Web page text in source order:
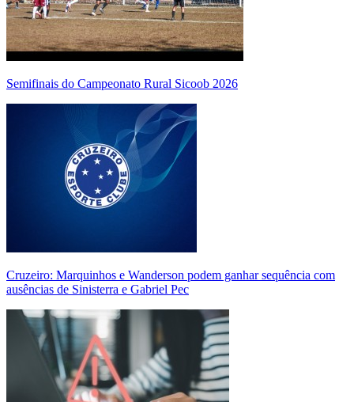
Semifinais do Campeonato Rural Sicoob 2026
Cruzeiro: Marquinhos e Wanderson podem ganhar sequência com
ausências de Sinisterra e Gabriel Pec